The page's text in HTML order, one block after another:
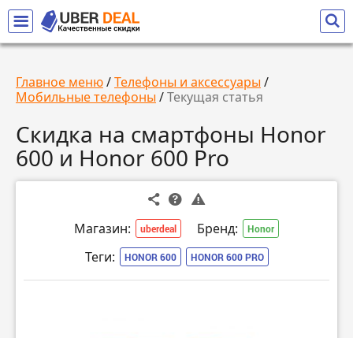
Главное меню/Телефоны и аксессуары /
Мобильные телефоны /Текущая статья
Скидка на смартфоны Honor
600 и Honor 600 Pro
Магазин: uberdeal Бренд: Honor
Теги: HONOR 600 HONOR 600 PRO